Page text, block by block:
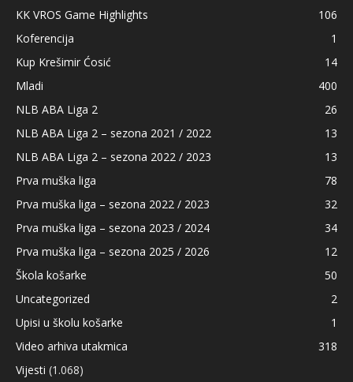
KK VROS Game Highlights
106
Koferencija
1
Kup Krešimir Ćosić
14
Mladi
400
NLB ABA Liga 2
26
NLB ABA Liga 2 – sezona 2021 / 2022
13
NLB ABA Liga 2 – sezona 2022 / 2023
13
Prva muška liga
78
Prva muška liga – sezona 2022 / 2023
32
Prva muška liga – sezona 2023 / 2024
34
Prva muška liga – sezona 2025 / 2026
12
Škola košarke
50
Uncategorized
2
Upisi u školu košarke
1
Video arhiva utakmica
318
Vijesti (1.068)